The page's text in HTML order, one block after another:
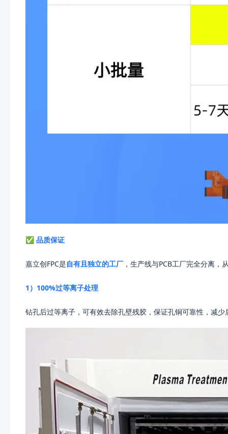
✅ 品质保证
嘉立创FPC是自有且独立的工厂 ，生产线与PCB工厂完全分离
1）100%过等离子处理
钻孔后过等离子，可有效去除孔壁残胶，保证孔铜可靠性，减少